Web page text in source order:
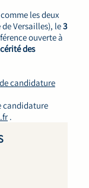
les deux
Versailles), le3
ouverte à
des
candidature
candidature
.